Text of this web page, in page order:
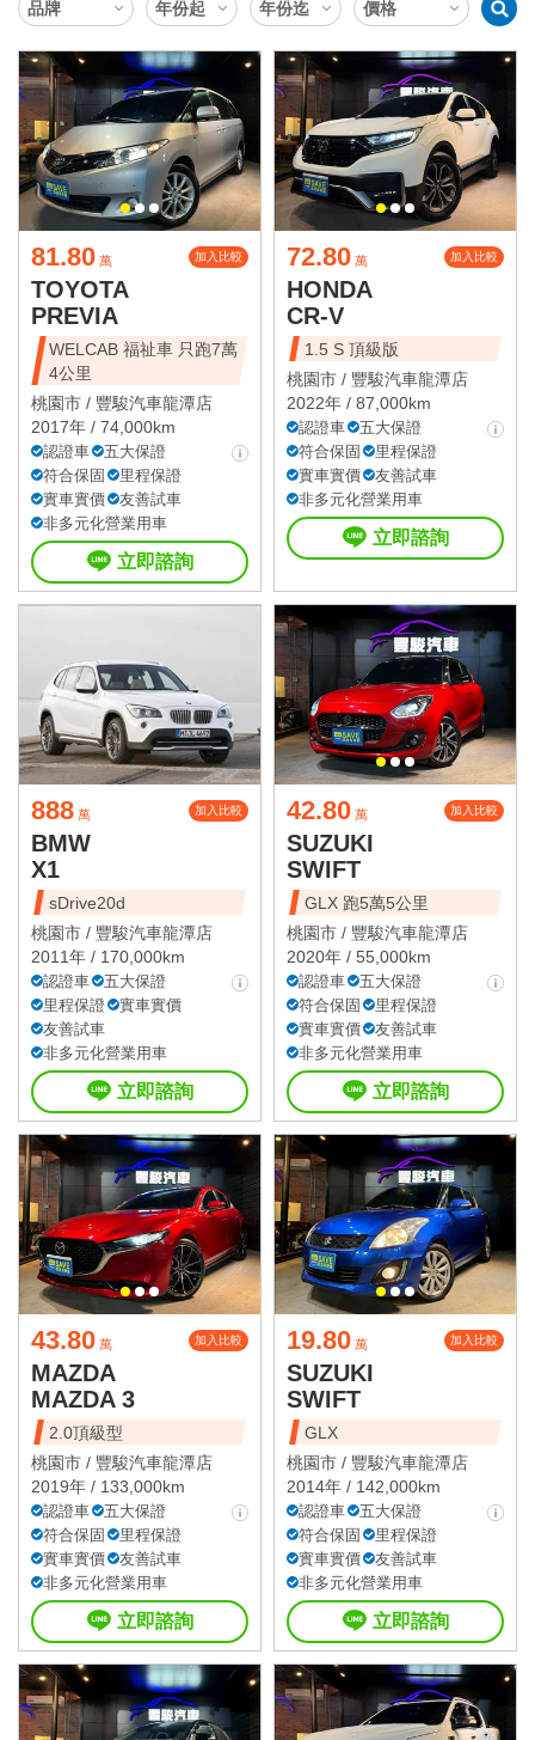
81.80 萬 加入比較
TOYOTA
PREVIA
WELCAB 福祉車 只跑7萬
4公里
桃園市 / 豐駿汽車龍潭店
2017年 / 74,000km
認證車
五大保證
符合保固
里程保證
實車實價
友善試車
非多元化營業用車
立即諮詢
72.80 萬 加入比較
HONDA
CR-V
1.5 S 頂級版
桃園市 / 豐駿汽車龍潭店
2022年 / 87,000km
認證車
五大保證
符合保固
里程保證
實車實價
友善試車
非多元化營業用車
立即諮詢
888 萬 加入比較
BMW
X1
sDrive20d
桃園市 / 豐駿汽車龍潭店
2011年 / 170,000km
認證車
五大保證
里程保證
實車實價
友善試車
非多元化營業用車
立即諮詢
42.80 萬 加入比較
SUZUKI
SWIFT
GLX 跑5萬5公里
桃園市 / 豐駿汽車龍潭店
2020年 / 55,000km
認證車
五大保證
符合保固
里程保證
實車實價
友善試車
非多元化營業用車
立即諮詢
43.80 萬 加入比較
MAZDA
MAZDA 3
2.0頂級型
桃園市 / 豐駿汽車龍潭店
2019年 / 133,000km
認證車
五大保證
符合保固
里程保證
實車實價
友善試車
非多元化營業用車
立即諮詢
19.80 萬 加入比較
SUZUKI
SWIFT
GLX
桃園市 / 豐駿汽車龍潭店
2014年 / 142,000km
認證車
五大保證
符合保固
里程保證
實車實價
友善試車
非多元化營業用車
立即諮詢